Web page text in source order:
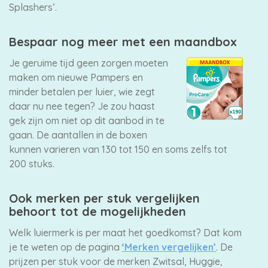
Splashers’.
Bespaar nog meer met een maandbox
Je geruime tijd geen zorgen moeten
maken om nieuwe Pampers en
minder betalen per luier, wie zegt
daar nu nee tegen? Je zou haast
gek zijn om niet op dit aanbod in te
gaan. De aantallen in de boxen
kunnen varieren van 130 tot 150 en soms zelfs tot
200 stuks.
Ook merken per stuk vergelijken
behoort tot de mogelijkheden
Welk luiermerk is per maat het goedkomst? Dat kom
je te weten op de pagina ‘Merken vergelijken’. De
prijzen per stuk voor de merken Zwitsal, Huggie,